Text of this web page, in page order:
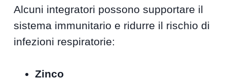
Alcuni integratori possono supportare il
sistema immunitario e ridurre il rischio di
infezioni respiratorie:
Zinco